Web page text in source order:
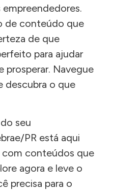
de conteúdo que
de que
para ajudar
prosperar. Navegue
descubra o que
seu
PR está aqui
com conteúdos que
agora e leve o
precisa para o